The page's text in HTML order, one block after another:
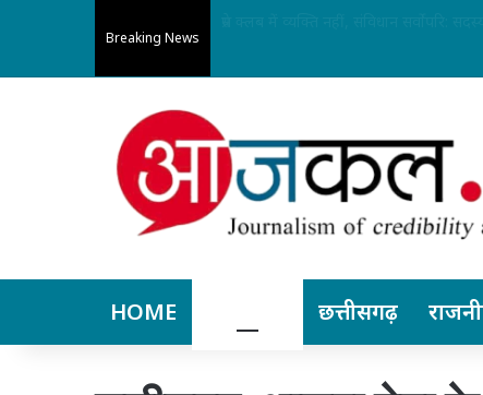
Breaking News
HOME छत्तीसगढ़